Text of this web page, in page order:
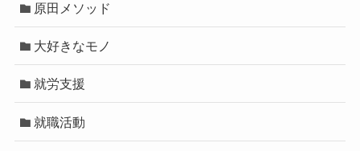
原田メソッド
大好きなモノ
就労支援
就職活動